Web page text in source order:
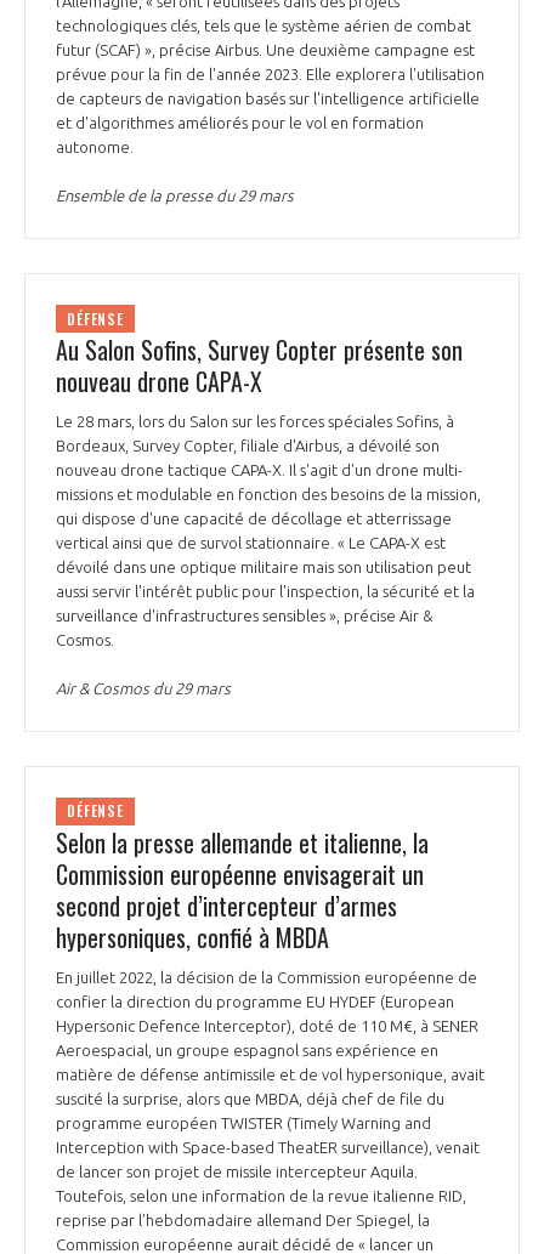
technologiques clés, tels que le système aérien de combat
futur (SCAF) », précise Airbus. Une deuxième campagne est
prévue pour la fin de l'année 2023. Elle explorera l'utilisation
de capteurs de navigation basés sur l'intelligence artificielle
et d'algorithmes améliorés pour le vol en formation
autonome.
Ensemble de la presse du 29 mars
DÉFENSE
Au Salon Sofins, Survey Copter présente son
nouveau drone CAPA-X
Le 28 mars, lors du Salon sur les forces spéciales Sofins, à
Bordeaux, Survey Copter, filiale d'Airbus, a dévoilé son
nouveau drone tactique CAPA-X. Il s'agit d'un drone multi-
missions et modulable en fonction des besoins de la mission,
qui dispose d'une capacité de décollage et atterrissage
vertical ainsi que de survol stationnaire. « Le CAPA-X est
dévoilé dans une optique militaire mais son utilisation peut
aussi servir l'intérêt public pour l'inspection, la sécurité et la
surveillance d'infrastructures sensibles », précise Air &
Cosmos.
Air & Cosmos du 29 mars
DÉFENSE
Selon la presse allemande et italienne, la
Commission européenne envisagerait un
second projet d’intercepteur d’armes
hypersoniques, confié à MBDA
En juillet 2022, la décision de la Commission européenne de
confier la direction du programme EU HYDEF (European
Hypersonic Defence Interceptor), doté de 110 M€, à SENER
Aeroespacial, un groupe espagnol sans expérience en
matière de défense antimissile et de vol hypersonique, avait
suscité la surprise, alors que MBDA, déjà chef de file du
programme européen TWISTER (Timely Warning and
Interception with Space-based TheatER surveillance), venait
de lancer son projet de missile intercepteur Aquila.
Toutefois, selon une information de la revue italienne RID,
reprise par l’hebdomadaire allemand Der Spiegel, la
Commission européenne aurait décidé de « lancer un